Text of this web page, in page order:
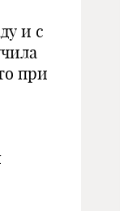
и с
при